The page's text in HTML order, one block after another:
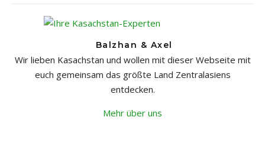
Balzhan & Axel
Wir lieben Kasachstan und wollen mit dieser Webseite mit
euch gemeinsam das größte Land Zentralasiens
entdecken.
Mehr über uns